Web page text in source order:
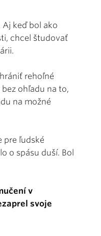
Aj keď bol ako
chcel študovať
rehoľné
ohľadu na to,
na možné
pre ľudské
o spásu duší. Bol
v
svoje